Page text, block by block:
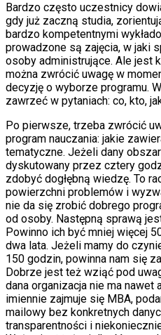
Bardzo często uczestnicy
gdy już zaczną studia,
bardzo kompetentnymi
prowadzone są zajęcia, w jaki
osoby administrujące. Ale jest
można zwrócić uwagę w
decyzję o wyborze programu.
zawrzeć w pytaniach: co, kto,
Po pierwsze, trzeba zwrócić
program nauczania: jakie
tematyczne. Jeżeli dany
dyskutowany przez cztery
zdobyć dogłębną wiedzę. To
powierzchni problemów i
nie da się zrobić dobrego
od osoby. Następną sprawą
Powinno ich być mniej więcej
dwa lata. Jeżeli mamy do
150 godzin, powinna nam się
Dobrze jest też wziąć pod
dana organizacja nie ma nawet
imiennie zajmuje się MBA,
mailowy bez konkretnych
transparentności i